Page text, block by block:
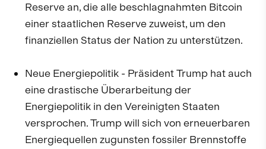
Reserve an, die alle beschlagnahmten Bitcoin
einer staatlichen Reserve zuweist, um den
finanziellen Status der Nation zu unterstützen.
Neue Energiepolitik - Präsident Trump hat auch
eine drastische Überarbeitung der
Energiepolitik in den Vereinigten Staaten
versprochen. Trump will sich von erneuerbaren
Energiequellen zugunsten fossiler Brennstoffe